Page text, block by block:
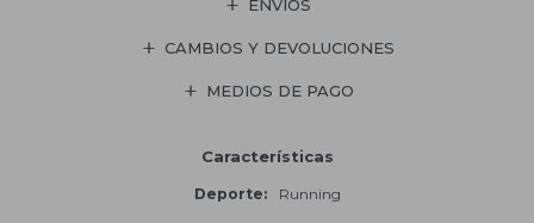
ENVÍOS
CAMBIOS Y DEVOLUCIONES
MEDIOS DE PAGO
Características
Deporte Running